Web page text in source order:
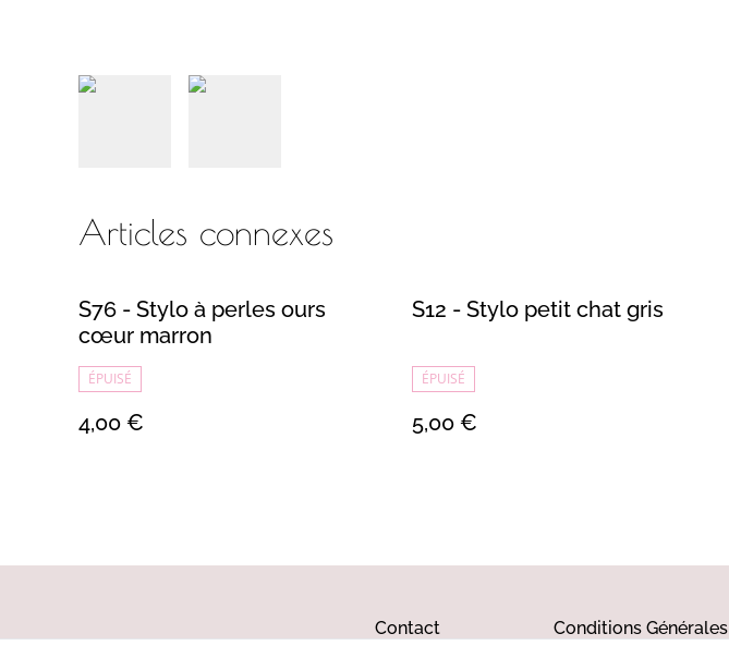
Articles connexes
S76 - Stylo à perles ours
cœur marron
ÉPUISÉ
4,00 €
S12 - Stylo petit chat gris
ÉPUISÉ
5,00 €
Contact Conditions Générales